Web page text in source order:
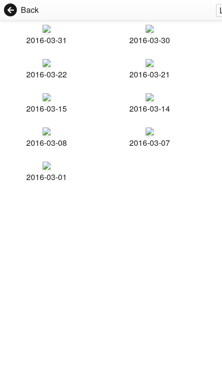
Back
2016-03-31 2016-03-30
2016-03-22 2016-03-21
2016-03-15 2016-03-14
2016-03-08 2016-03-07
2016-03-01